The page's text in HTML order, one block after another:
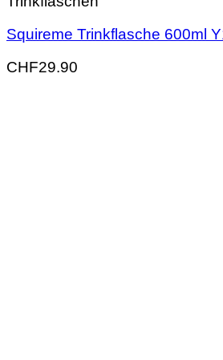
Squireme Trinkflasche 600ml
CHF29.90